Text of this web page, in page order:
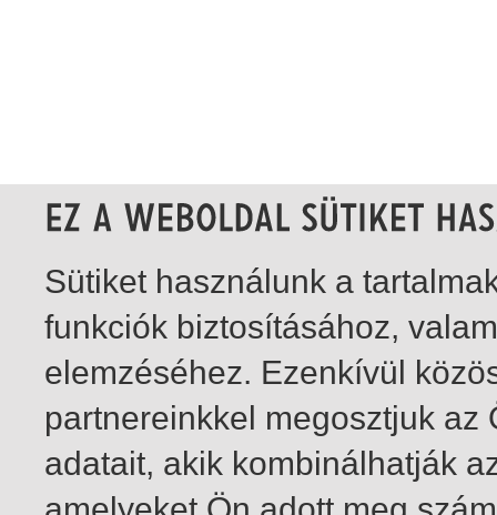
Sütiket használunk a
funkciók biztosításához,
elemzéséhez. Ezenkívül
partnereinkkel megosztjuk
adatait, akik kombinálhatják